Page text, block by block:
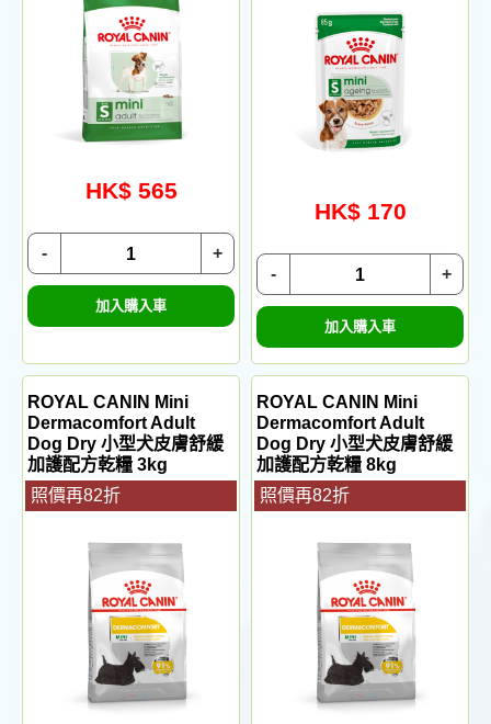
HK$ 565
+
-
加入購入車
HK$ 170
+
-
加入購入車
ROYAL CANIN Mini
Dermacomfort Adult
Dog Dry 小型犬皮膚舒緩
加護配方乾糧 3kg
照價再82折
ROYAL CANIN Mini
Dermacomfort Adult
Dog Dry 小型犬皮膚舒緩
加護配方乾糧 8kg
照價再82折